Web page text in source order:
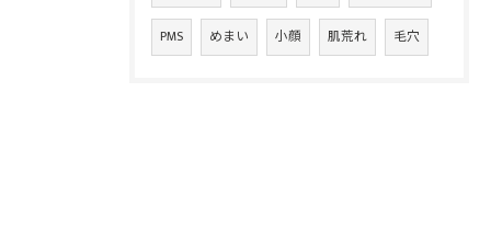
PMS めまい 小顔 肌荒れ 毛穴